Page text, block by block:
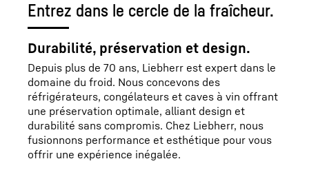
Entrez dans le cercle de la fraîcheur.
Durabilité, préservation et design.
Depuis plus de 70 ans, Liebherr est expert dans le
domaine du froid. Nous concevons des
réfrigérateurs, congélateurs et caves à vin offrant
une préservation optimale, alliant design et
durabilité sans compromis. Chez Liebherr, nous
fusionnons performance et esthétique pour vous
offrir une expérience inégalée.